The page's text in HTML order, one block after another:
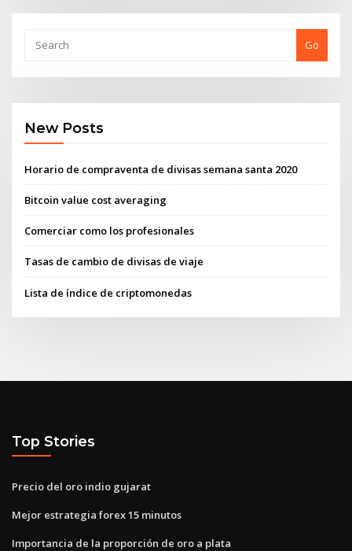
Go
New Posts
Horario de compraventa de divisas semana santa 2020
Bitcoin value cost averaging
Comerciar como los profesionales
Tasas de cambio de divisas de viaje
Lista de índice de criptomonedas
Top Stories
Precio del oro indio gujarat
Mejor estrategia forex 15 minutos
Importancia de la proporción de oro a plata